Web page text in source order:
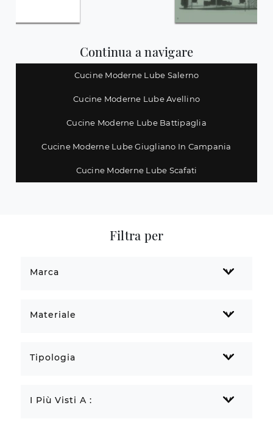
Continua a navigare
Cucine Moderne Lube Salerno
Cucine Moderne Lube Avellino
Cucine Moderne Lube Battipaglia
Cucine Moderne Lube Giugliano In Campania
Cucine Moderne Lube Scafati
Filtra per
Marca
Materiale
Tipologia
I Più Visti A :